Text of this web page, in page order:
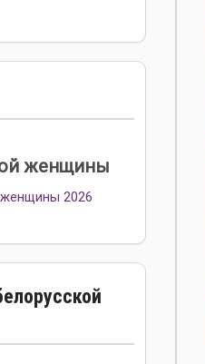
женщины